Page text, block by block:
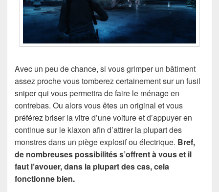
Avec un peu de chance, si vous grimper un bâtiment
assez proche vous tomberez certainement sur un fusil
sniper qui vous permettra de faire le ménage en
contrebas. Ou alors vous êtes un original et vous
préférez briser la vitre d’une voiture et d’appuyer en
continue sur le klaxon afin d’attirer la plupart des
monstres dans un piège explosif ou électrique. Bref,
de nombreuses possibilités s’offrent à vous et il
faut l’avouer, dans la plupart des cas, cela
fonctionne bien.